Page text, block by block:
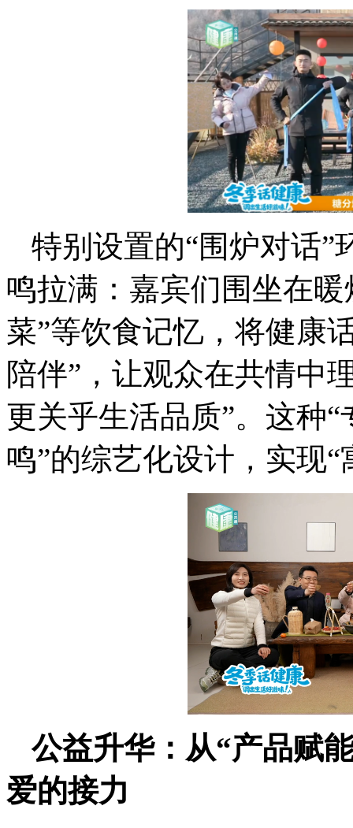
特别设置的“围炉对话”
鸣拉满：嘉宾们围坐在
菜”等饮食记忆，将健康
陪伴”，让观众在共情中
更关乎生活品质”。这种
鸣”的综艺化设计，实现
公益升华：从“产品赋
爱的接力